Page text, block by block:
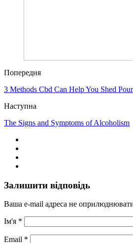
Попередня
3 Methods Cbd Can Help You Shed
Наступна
The Signs and Symptoms of Alcoholism
Залишити відповідь
Ваша e-mail адреса не
Ім'я *
Email *